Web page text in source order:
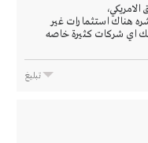
هناك استثمارات غير
اي شركات كثيرة خاصه
تبليغ